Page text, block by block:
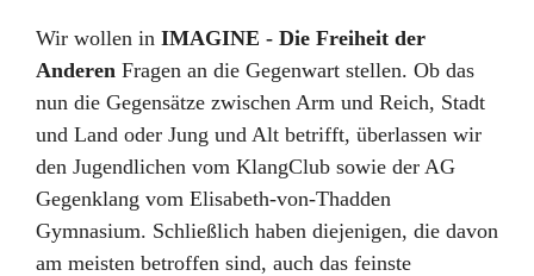
Wir wollen in IMAGINE - Die Freiheit der
Anderen Fragen an die Gegenwart stellen. Ob das
nun die Gegensätze zwischen Arm und Reich, Stadt
und Land oder Jung und Alt betrifft, überlassen wir
den Jugendlichen vom KlangClub sowie der AG
Gegenklang vom Elisabeth-von-Thadden
Gymnasium. Schließlich haben diejenigen, die davon
am meisten betroffen sind, auch das feinste